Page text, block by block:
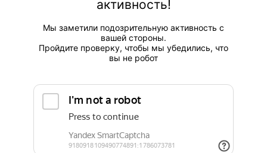
активность!
Мы заметили подозрительную активность с
вашей стороны.
Пройдите проверку, чтобы мы убедились, что
вы не робот